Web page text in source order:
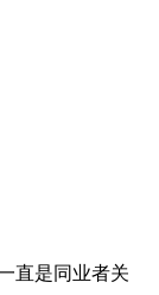
直是同业者关